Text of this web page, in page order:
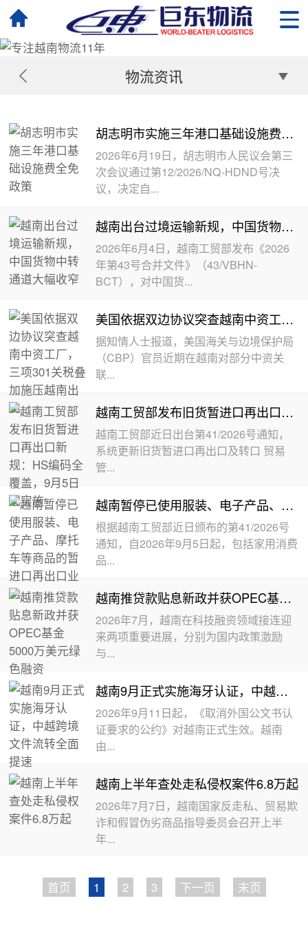
物流资讯
胡志明市实施三年港口基础设施费全免政策
2026年6月19日，胡志明市人民议会第三
次会议通过第12/2026/NQ-HDND号决
议，决定自...
越南出台过境运输新规，中国货物中转通道大幅收窄
2026年6月4日，越南工贸部发布《2026
年第43号合并文件》（43/VBHN-
BCT），对中国货...
美国依据双边协议突查越南中资工厂，三项301关税叠加施压越南出口
据知情人士报道，美国海关与边境保护局
（CBP）官员近期在越南对部分中资关
联...
越南工贸部发布旧货暂进口再出口新规：HS编码全覆盖，9月5日起实施
越南工贸部近日出台第41/2026号通知，
系统更新旧货暂进口再出口及转口 贸易
管...
越南暂停已使用服装、电子产品、摩托车等商品的暂进口再出口业务
根据越南工贸部近日颁布的第41/2026号
通知，自2026年9月5日起，包括家用消费
品...
越南推贷款贴息新政并获OPEC基金5000万美元绿色融资
2026年7月，越南在科技融资领域接连迎
来两项重要进展，分别为国内政策激励
与...
越南9月正式实施海牙认证，中越跨境文件流转全面提速
2026年9月11日起，《取消外国公文书认
证要求的公约》对越南正式生效。越南
由...
越南上半年查处走私侵权案件6.8万起
2026年7月7日，越南国家反走私、贸易欺
诈和假冒伪劣商品指导委员会召开上半
年...
首页 1 2 3 下一页 末页